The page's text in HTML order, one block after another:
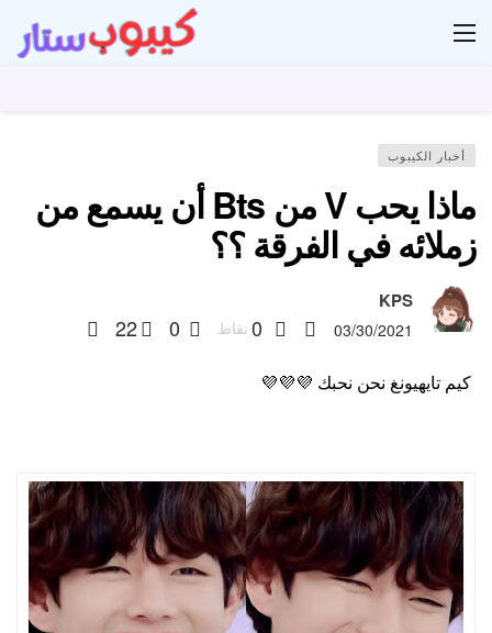
أخبار الكيبوب
ماذا يحب V من Bts أن يسمع من
زملائه في الفرقة ؟؟
KPS
03/30/2021
0 نقاط 0
22
كيم تايهيونغ نحن نحبك 💜💜💜